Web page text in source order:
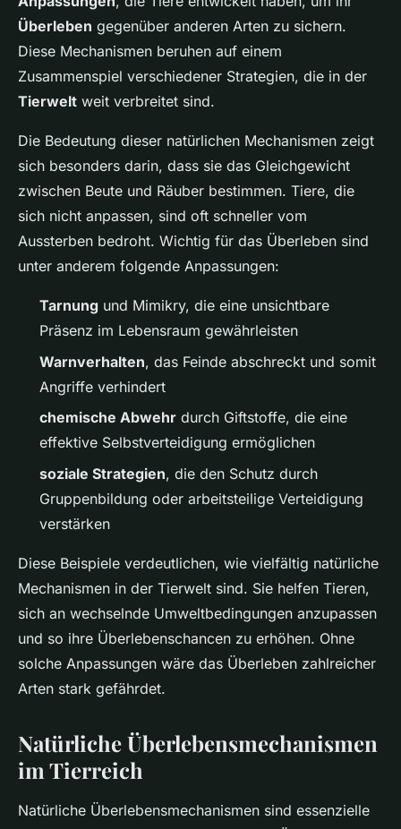
Überleben gegenüber anderen Arten zu sichern.
Diese Mechanismen beruhen auf einem
Zusammenspiel verschiedener Strategien, die in der
Tierwelt weit verbreitet sind.
Die Bedeutung dieser natürlichen Mechanismen zeigt
sich besonders darin, dass sie das Gleichgewicht
zwischen Beute und Räuber bestimmen. Tiere, die
sich nicht anpassen, sind oft schneller vom
Aussterben bedroht. Wichtig für das Überleben sind
unter anderem folgende Anpassungen:
Tarnung und Mimikry, die eine unsichtbare
Präsenz im Lebensraum gewährleisten
Warnverhalten, das Feinde abschreckt und somit
Angriffe verhindert
chemische Abwehr durch Giftstoffe, die eine
effektive Selbstverteidigung ermöglichen
soziale Strategien, die den Schutz durch
Gruppenbildung oder arbeitsteilige Verteidigung
verstärken
Diese Beispiele verdeutlichen, wie vielfältig natürliche
Mechanismen in der Tierwelt sind. Sie helfen Tieren,
sich an wechselnde Umweltbedingungen anzupassen
und so ihre Überlebenschancen zu erhöhen. Ohne
solche Anpassungen wäre das Überleben zahlreicher
Arten stark gefährdet.
Natürliche Überlebensmechanismen
im Tierreich
Natürliche Überlebensmechanismen sind essenzielle